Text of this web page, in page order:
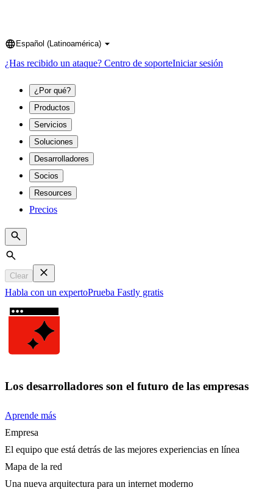
Language
Español (Latinoamérica)
¿Has recibido un ataque? Centro de soporteIniciar sesión
¿Por qué?
Productos
Servicios
Soluciones
Desarrolladores
Socios
Resources
Precios
Search
Clear
Habla con un expertoPrueba Fastly gratis
Los desarrolladores son el futuro de las empresas
Aprende más
Empresa
El equipo que está detrás de las mejores experiencias en línea
Mapa de la red
Una nueva arquitectura para un internet moderno